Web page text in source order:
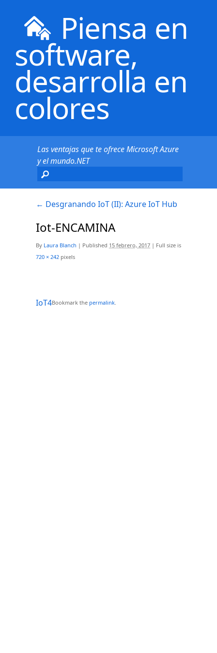
Piensa en
software,
desarrolla en
colores
Las ventajas que te ofrece Microsoft Azure
y el mundo.NET
← Desgranando IoT (II): Azure IoT Hub
Iot-ENCAMINA
By Laura Blanch | Published 15 febrero, 2017 | Full size is
720 × 242 pixels
IoT4Bookmark the permalink